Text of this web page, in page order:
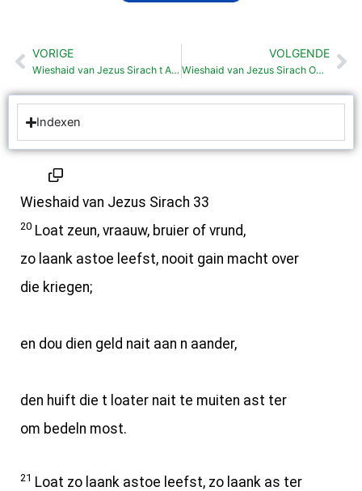
Vorige
VORIGE
Wieshaid van Jezus Sirach t Ain tegenover t aander (33:7-19)
VOLGENDE
Wieshaid van Jezus Sirach Omgang mit sloaven (33:25-33)
Indexen
Wieshaid van Jezus Sirach 33
20 Loat zeun, vraauw, bruier of vrund,
zo laank astoe leefst, nooit gain macht over
die kriegen;
en dou dien geld nait aan n aander,
den huift die t loater nait te muiten ast ter
om bedeln most.
21 Loat zo laank astoe leefst, zo laank as ter